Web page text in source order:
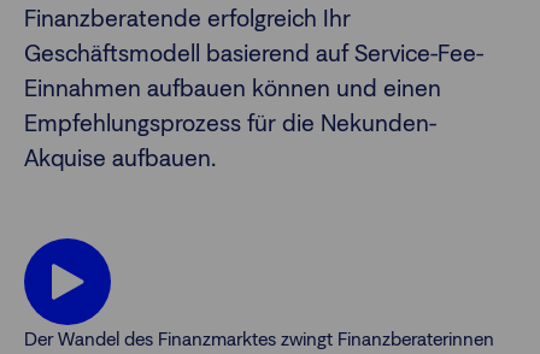
Finanzberatende erfolgreich Ihr
Geschäftsmodell basierend auf Service-Fee-
Einnahmen aufbauen können und einen
Empfehlungsprozess für die Nekunden-
Akquise aufbauen.
Der Wandel des Finanzmarktes zwingt Finanzberaterinnen